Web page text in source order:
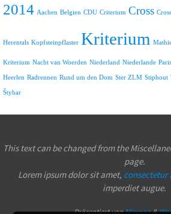
2014 Aachen Belgien CDU Criterium Cross
Herentals Kopfsteinpflaster Kriterium
Kriterium Nacht van Woerden Niederland Niederlande
Heerlen Radrennen Rund um den Dom Ster ZLM Stiphout
Štybar
This text can be changed from the
page.
Lorem ipsumdolor sit amet, consectetur
imperdiet augue.
Präsentiert vonNirvana&